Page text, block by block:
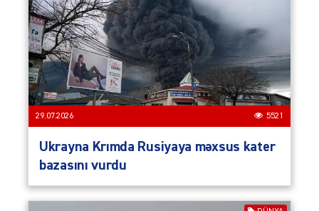
29.07.2026 5521
Ukrayna Krımda Rusiyaya məxsus kater
bazasını vurdu